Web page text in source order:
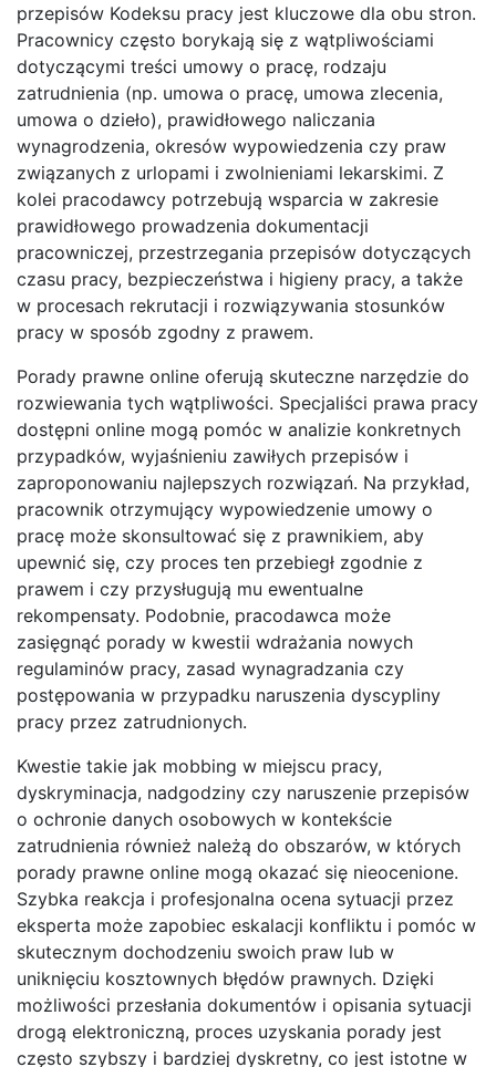
przepisów Kodeksu pracy jest kluczowe dla obu stron.
Pracownicy często borykają się z wątpliwościami
dotyczącymi treści umowy o pracę, rodzaju
zatrudnienia (np. umowa o pracę, umowa zlecenia,
umowa o dzieło), prawidłowego naliczania
wynagrodzenia, okresów wypowiedzenia czy praw
związanych z urlopami i zwolnieniami lekarskimi. Z
kolei pracodawcy potrzebują wsparcia w zakresie
prawidłowego prowadzenia dokumentacji
pracowniczej, przestrzegania przepisów dotyczących
czasu pracy, bezpieczeństwa i higieny pracy, a także
w procesach rekrutacji i rozwiązywania stosunków
pracy w sposób zgodny z prawem.
Porady prawne online oferują skuteczne narzędzie do
rozwiewania tych wątpliwości. Specjaliści prawa pracy
dostępni online mogą pomóc w analizie konkretnych
przypadków, wyjaśnieniu zawiłych przepisów i
zaproponowaniu najlepszych rozwiązań. Na przykład,
pracownik otrzymujący wypowiedzenie umowy o
pracę może skonsultować się z prawnikiem, aby
upewnić się, czy proces ten przebiegł zgodnie z
prawem i czy przysługują mu ewentualne
rekompensaty. Podobnie, pracodawca może
zasięgnąć porady w kwestii wdrażania nowych
regulaminów pracy, zasad wynagradzania czy
postępowania w przypadku naruszenia dyscypliny
pracy przez zatrudnionych.
Kwestie takie jak mobbing w miejscu pracy,
dyskryminacja, nadgodziny czy naruszenie przepisów
o ochronie danych osobowych w kontekście
zatrudnienia również należą do obszarów, w których
porady prawne online mogą okazać się nieocenione.
Szybka reakcja i profesjonalna ocena sytuacji przez
eksperta może zapobiec eskalacji konfliktu i pomóc w
skutecznym dochodzeniu swoich praw lub w
uniknięciu kosztownych błędów prawnych. Dzięki
możliwości przesłania dokumentów i opisania sytuacji
drogą elektroniczną, proces uzyskania porady jest
często szybszy i bardziej dyskretny, co jest istotne w